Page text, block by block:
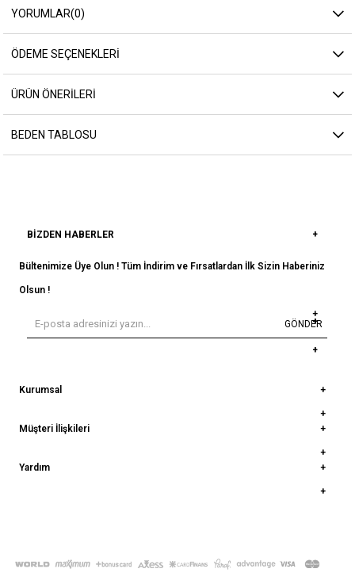
YORUMLAR(0)
ÖDEME SEÇENEKLERI
ÜRÜN ÖNERILERI
BEDEN TABLOSU
BIZDEN HABERLER
Bültenimize Üye Olun ! Tüm İndirim ve Fırsatlardan İlk Sizin Haberiniz
Olsun !
GÖNDER
Kurumsal
Müşteri İlişkileri
Yardım